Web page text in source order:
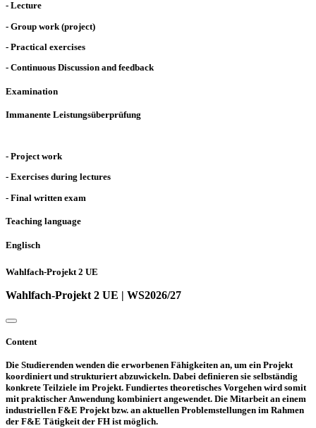
- Lecture
- Group work (project)
- Practical exercises
- Continuous Discussion and feedback
Examination
Immanente Leistungsüberprüfung
- Project work
- Exercises during lectures
- Final written exam
Teaching language
Englisch
Wahlfach-Projekt 2 UE
Wahlfach-Projekt 2 UE | WS2026/27
Content
Die Studierenden wenden die erworbenen Fähigkeiten an, um ein Projekt
koordiniert und strukturiert abzuwickeln. Dabei definieren sie selbständig
konkrete Teilziele im Projekt. Fundiertes theoretisches Vorgehen wird somit
mit praktischer Anwendung kombiniert angewendet. Die Mitarbeit an einem
industriellen F&E Projekt bzw. an aktuellen Problemstellungen im Rahmen
der F&E Tätigkeit der FH ist möglich.